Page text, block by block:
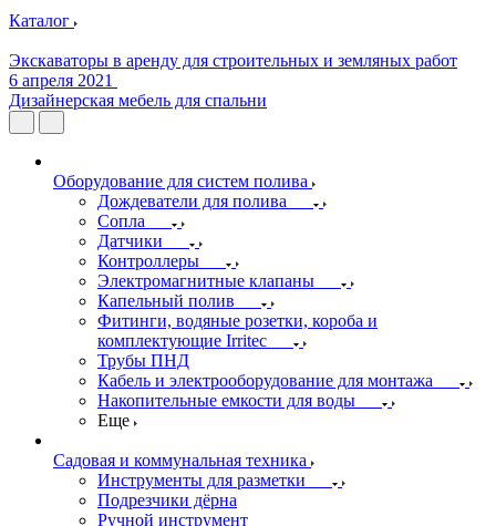
Каталог
Экскаваторы в аренду для строительных и земляных работ
6 апреля 2021
Дизайнерская мебель для спальни
Оборудование для систем полива
Дождеватели для полива
Сопла
Датчики
Контроллеры
Электромагнитные клапаны
Капельный полив
Фитинги, водяные розетки, короба и
комплектующие Irritec
Трубы ПНД
Кабель и электрооборудование для монтажа
Накопительные емкости для воды
Еще
Садовая и коммунальная техника
Инструменты для разметки
Подрезчики дёрна
Ручной инструмент